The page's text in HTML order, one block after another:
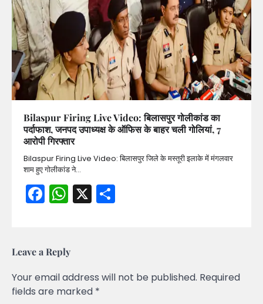
Bilaspur Firing Live Video: बिलासपुर गोलीकांड का
पर्दाफाश, जनपद उपाध्यक्ष के ऑफिस के बाहर चली गोलियां, 7
आरोपी गिरफ्तार
Bilaspur Firing Live Video: बिलासपुर जिले के मस्तूरी इलाके में मंगलवार
शाम हुए गोलीकांड ने…
Facebook
WhatsApp
X
Leave a Reply
Your email address will not be published. Required
fields are marked *